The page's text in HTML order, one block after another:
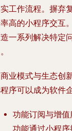
工作流程。摒弃
高的小程序交互
一系列解决特定
商业模式与生态创
序可以成为软件
功能订阅与增值
功能通过小程序